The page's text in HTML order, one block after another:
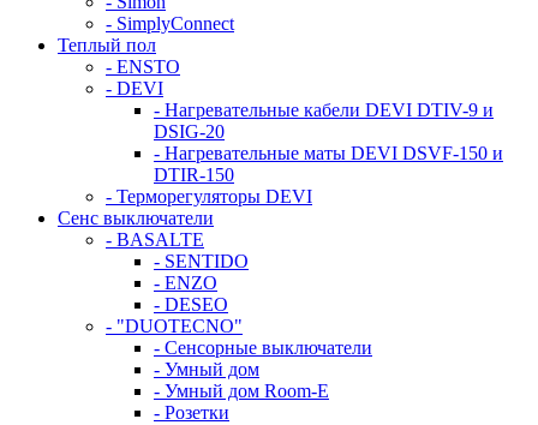
- SimplyConnect
Теплый пол
- ENSTO
- DEVI
- Нагревательные кабели DEVI DTIV-9 и
DSIG-20
- Нагревательные маты DEVI DSVF-150 и
DTIR-150
- Терморегуляторы DEVI
Сенс выключатели
- BASALTE
- SENTIDO
- ENZO
- DESEO
- "DUOTECNO"
- Сенсорные выключатели
- Умный дом
- Умный дом Room-E
- Розетки